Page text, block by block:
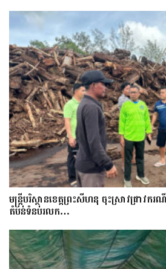
មន្រ្តីបរិស្ថានខេត្តព្រះសីហនុ ចុះស្រាវជ្រា
តំបន់ទំនប់រលក…